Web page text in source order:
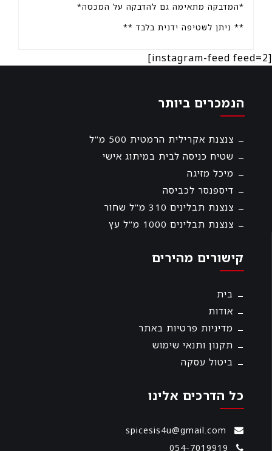
*המדבקה מתאימה גם להדבקה על המכסה*
** ניתן לשטיפה ידנית בלבד **
[instagram-feed feed=2]
הנמכרים ביותר
צנצנת אקרילית הרמטית 500 מ"ל
שטיח כניסה לבית במיתוג אישי
מיכל מזיגה
דיספנסר לכביסה
צנצנת תבלינים 310 מ"ל שחור
צנצנת תבלינים 1000 מ"ל עץ
קישורים מהירים
בית
אודות
מדיניות פרטיות באתר
תקנון ותנאי שימוש
ביטול עסקה
כל הדרכים אלינו
spicesis4u@gmail.com
054-7019919